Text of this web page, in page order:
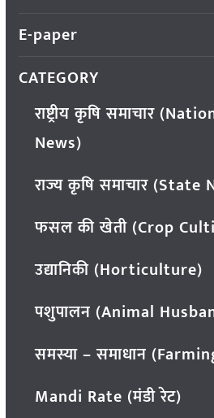
E-paper
CATEGORY
राष्ट्रीय कृषि समाचार
News)
राज्य कृषि समाचार (State
फसल की खेती (Crop
उद्यानिकी (Horticulture)
पशुपालन (Animal
समस्या – समाधान
Mandi Rate (मंडी रेट)